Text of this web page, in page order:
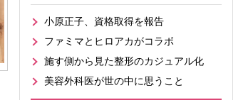
小原正子、資格取得を報告
ファミマとヒロアカがコラボ
施す側から見た整形のカジュアル化
美容外科医が世の中に思うこと